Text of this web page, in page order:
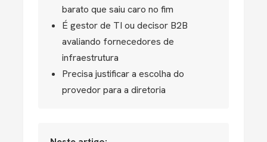
barato que saiu caro no fim
É gestor de TI ou decisor B2B
avaliando fornecedores de
infraestrutura
Precisa justificar a escolha do
provedor para a diretoria